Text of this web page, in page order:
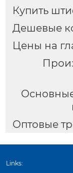
Купить
Дешевые
Цены на
Оптовые
Links: